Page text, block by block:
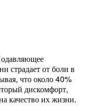
страдает от боли в
что около 40%
дискомфорт,
качество их жизни.